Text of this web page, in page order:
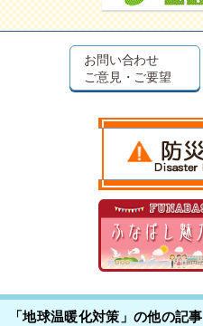
お問い合わせ
ご意見・ご要望
「地球温暖化対策」の他の記事